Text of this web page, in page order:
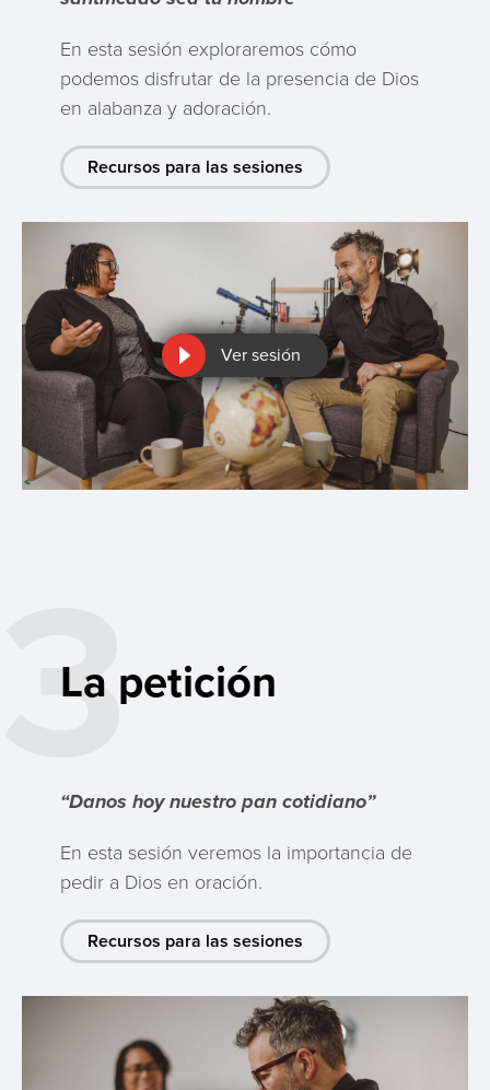
En esta sesión exploraremos cómo
podemos disfrutar de la presencia de Dios
en alabanza y adoración.
Recursos para las sesiones
Ver sesión
3
La petición
“Danos hoy nuestro pan cotidiano”
En esta sesión veremos la importancia de
pedir a Dios en oración.
Recursos para las sesiones